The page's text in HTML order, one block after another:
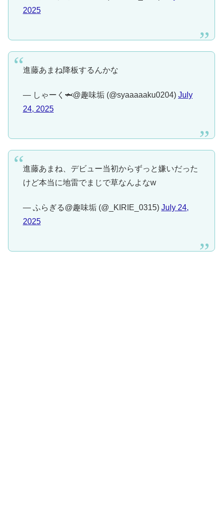
2025
進藤あまね降板するんかな
— しゃーく🦈@趣味垢 (@syaaaaaku0204) July
24, 2025
進藤あまね、デビュー当初からずっと嫌いだった
けど本当に地雷でまじで草なんよなw
— ふらぎる@趣味垢 (@_KIRIE_0315) July 24,
2025